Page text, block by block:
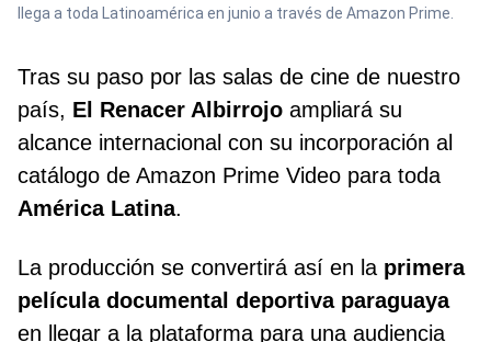
llega a toda Latinoamérica en junio a través de Amazon Prime.
Tras su paso por las salas de cine de nuestro
país, El Renacer Albirrojo ampliará su
alcance internacional con su incorporación al
catálogo de Amazon Prime Video para toda
América Latina.
La producción se convertirá así en la primera
película documental deportiva paraguaya
en llegar a la plataforma para una audiencia